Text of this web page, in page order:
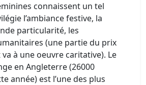
connaissent un tel
l’ambiance festive, la
particularité, les
(une partie du prix
va à une oeuvre caritative). Le
en Angleterre (26000
année) est l’une des plus